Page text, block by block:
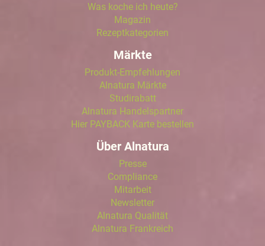
Was koche ich heute?
Magazin
Rezeptkategorien
Märkte
Produkt-Empfehlungen
Alnatura Märkte
Studirabatt
Alnatura Handelspartner
Hier PAYBACK Karte bestellen
Über Alnatura
Presse
Compliance
Mitarbeit
Newsletter
Alnatura Qualität
Alnatura Frankreich